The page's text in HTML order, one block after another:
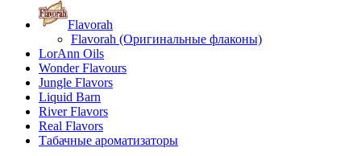
Flavorah
Flavorah (Оригинальные флаконы)
LorAnn Oils
Wonder Flavours
Jungle Flavors
Liquid Barn
River Flavors
Real Flavors
Табачные ароматизаторы